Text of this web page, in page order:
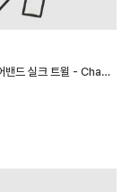
샤넬 여성 헤어밴드 실크 트윌 - Chanel Womens Silk Twill Hairba…